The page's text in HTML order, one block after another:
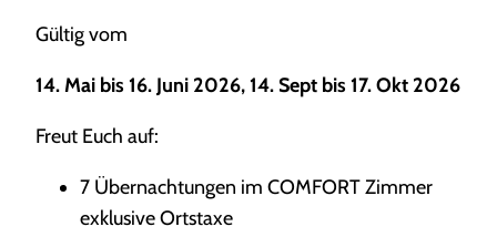
Gültig vom
14. Mai bis 16. Juni 2026, 14. Sept bis 17. Okt 2026
Freut Euch auf:
7 Übernachtungen im COMFORT Zimmer
exklusive Ortstaxe